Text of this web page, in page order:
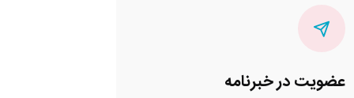
عضویت در خبرنامه